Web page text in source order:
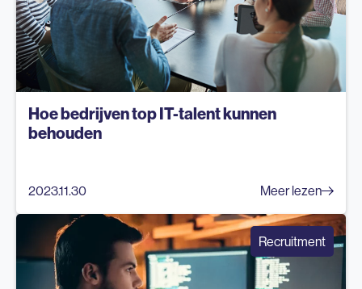
Hoe bedrijven top IT-talent kunnen
behouden
2023.11.30 Meer lezen
Recruitment